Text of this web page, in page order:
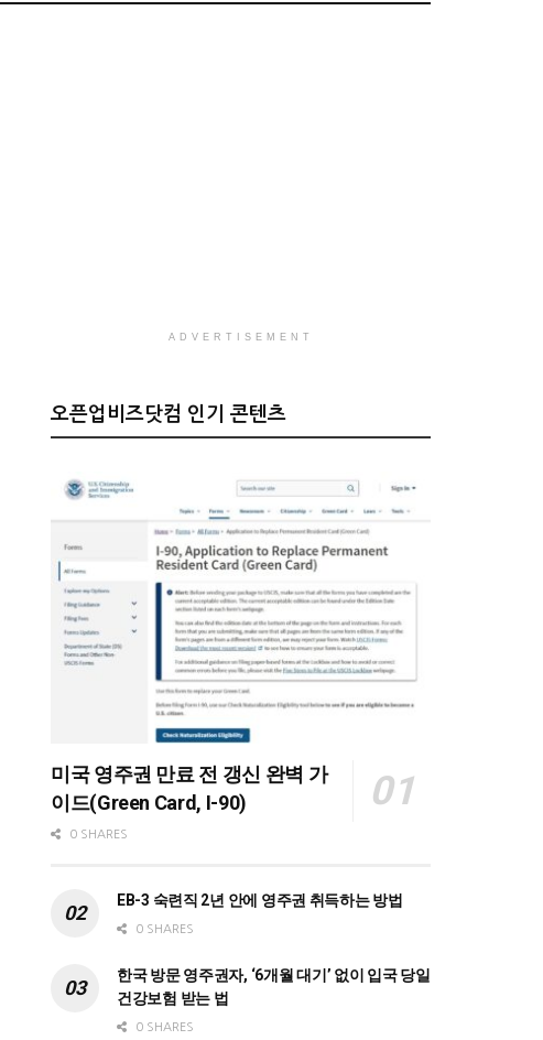
ADVERTISEMENT
오픈업비즈닷컴 인기 콘텐츠
미국 영주권 만료 전 갱신 완벽 가
이드(Green Card, I-90)
0 SHARES
EB-3 숙련직 2년 안에 영주권 취득하는 방법
0 SHARES
한국 방문 영주권자, ‘6개월 대기’ 없이 입국 당일
건강보험 받는 법
0 SHARES